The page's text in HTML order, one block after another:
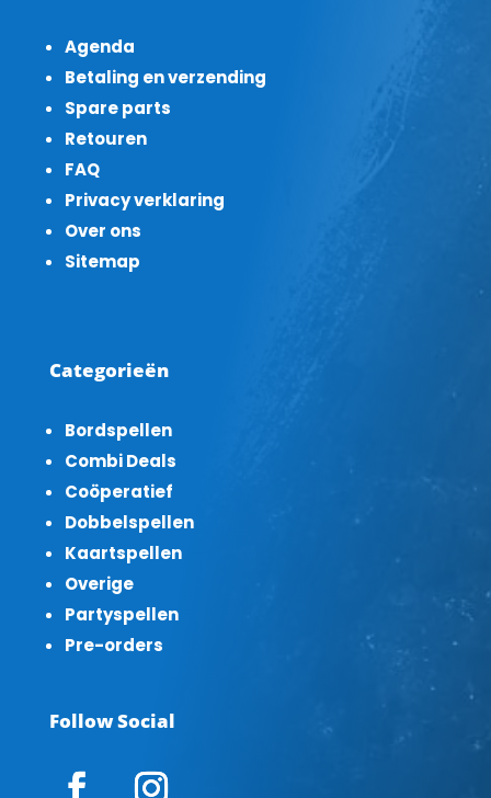
Agenda
Betaling en verzending
Spare parts
Retouren
FAQ
Privacy verklaring
Over ons
Sitemap
Categorieën
Bordspellen
Combi Deals
Coöperatief
Dobbelspellen
Kaartspellen
Overige
Partyspellen
Pre-orders
Follow Social